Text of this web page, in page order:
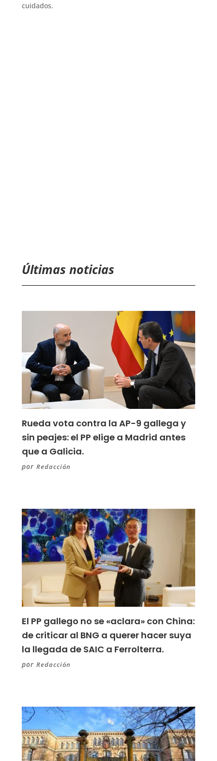
cuidados.
Últimas noticias
Rueda vota contra la AP-9 gallega y
sin peajes: el PP elige a Madrid antes
que a Galicia.
por Redacción
El PP gallego no se «aclara» con China:
de criticar al BNG a querer hacer suya
la llegada de SAIC a Ferrolterra.
por Redacción